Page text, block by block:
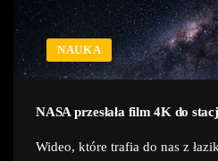
NAUKA
NASA przesłała film 4K do
Wideo, które trafia do nas z